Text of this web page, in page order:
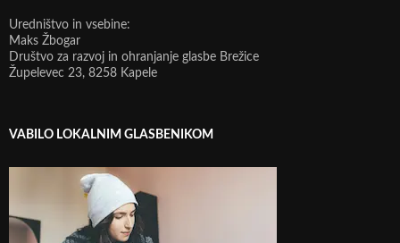
Uredništvo in vsebine:
Maks Žbogar
Društvo za razvoj in ohranjanje glasbe Brežice
Župelevec 23, 8258 Kapele
VABILO LOKALNIM GLASBENIKOM